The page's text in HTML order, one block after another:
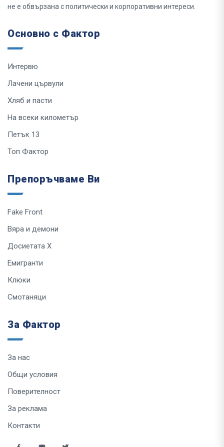
не е обвързана с политически и корпоративни интереси.
Основно с Фактор
Интервю
Лачени цървули
Хляб и пасти
На всеки километър
Петък 13
Топ Фактор
Препоръчваме Ви
Fake Front
Вяра и демони
Досиетата Х
Емигранти
Клюки
Смотаняци
За Фактор
За нас
Общи условия
Поверителност
За реклама
Контакти